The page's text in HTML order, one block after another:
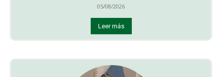
05/08/2026
Leer más